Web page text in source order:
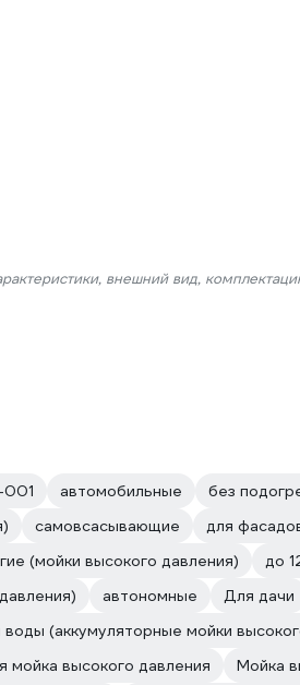
внешний вид,
001 автомобильные без
самовсасывающие для
(мойки высокого давления) до
автономные Для дачи
(аккумуляторные мойки
мойка высокого давления
Мойка